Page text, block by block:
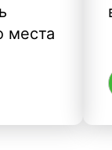
места